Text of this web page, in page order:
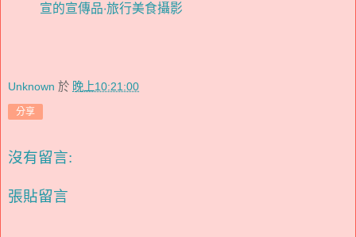
宣的宣傳品‧旅行美食攝影
Unknown 於 晚上10:21:00
分享
沒有留言:
張貼留言